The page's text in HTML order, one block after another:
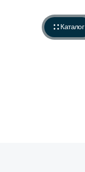
Каталог